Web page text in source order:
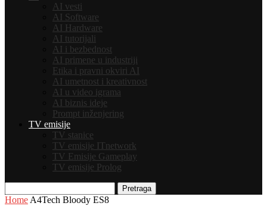
AI vesti
AI Software
AI Hardware
AI tutorijali
AI i bezbednost
AI primene u industriji
Etika i pravni okviri AI
AI umetnost i kreativnost
AI u video igrama
AI biznis ideje
Prompt inženjering
TV emisije
TV stanice
TV emisije ITnetwork
TV Emisije Gameplay
TV emisije Prolog
Pretraga
Home A4Tech Bloody ES8